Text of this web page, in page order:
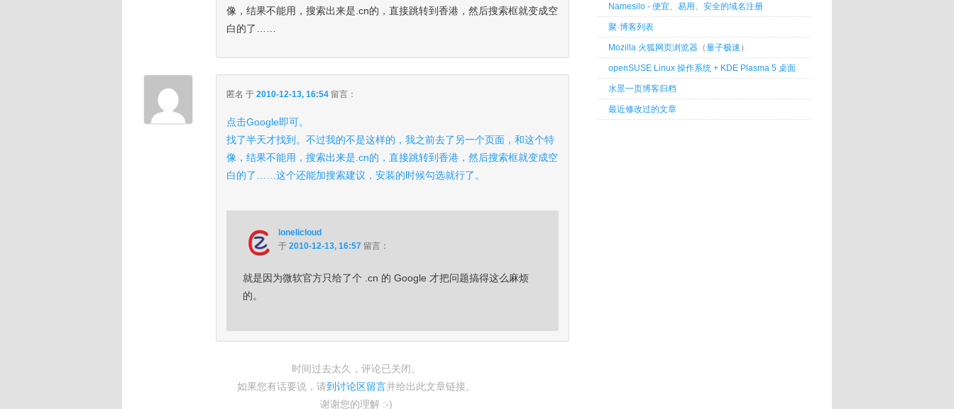
像，结果不能用，搜索出来是.cn的，直接跳转到香港，然后搜索框就变成空
白的了……
匿名 于 2010-12-13, 16:54 留言：
点击Google即可。
找了半天才找到。不过我的不是这样的，我之前去了另一个页面，和这个特
像，结果不能用，搜索出来是.cn的，直接跳转到香港，然后搜索框就变成空
白的了……这个还能加搜索建议，安装的时候勾选就行了。
lonelicloud
于 2010-12-13, 16:57 留言：
就是因为微软官方只给了个 .cn 的 Google 才把问题搞得这么麻烦
的。
时间过去太久，评论已关闭。
如果您有话要说，请到讨论区留言并给出此文章链接。
谢谢您的理解 :-)
Namesilo - 便宜、易用、安全的域名注册
聚·博客列表
Mozilla 火狐网页浏览器 （量子极速 ）
openSUSE Linux 操作系统 + KDE Plasma 5 桌面
水景一页博客归档
最近修改过的文章